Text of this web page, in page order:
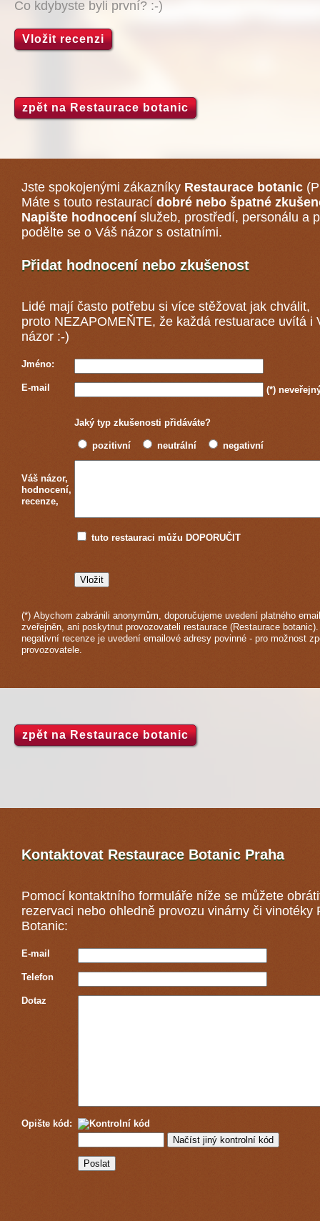
Co kdybyste byli první? :-)
Vložit recenzi
zpět na Restaurace botanic
Jste spokojenými zákazníky Restaurace botanic
Máte s touto restaurací dobré nebo špatné
Napište hodnocení služeb, prostředí, personálu a
podělte se o Váš názor s ostatními.
Přidat hodnocení nebo zkušenost
Lidé mají často potřebu si více stěžovat jak chválit,
proto NEZAPOMEŇTE, že každá restuarace uvítá i
názor :-)
Jméno:
E-mail (*)
Jaký typ zkušenosti přidáváte?
pozitivní neutrální negativní
Váš názor,
hodnocení,
recenze,
tuto restauraci můžu DOPORUČIT
(*) Abychom zabránili anonymům, doporučujeme uvedení platného
zveřejněn, ani poskytnut provozovateli restaurace (Restaurace
negativní recenze je uvedení emailové adresy povinné - pro možnost
provozovatele.
zpět na Restaurace botanic
Kontaktovat Restaurace Botanic Praha
Pomocí kontaktního formuláře níže se můžete
rezervaci nebo ohledně provozu vinárny či vinotéky
Botanic:
E-mail
Telefon
Dotaz
Opište kód: